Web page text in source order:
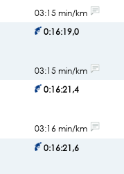
03:15 min/km
0:16:19,0
03:15 min/km
0:16:21,4
03:16 min/km
0:16:21,6